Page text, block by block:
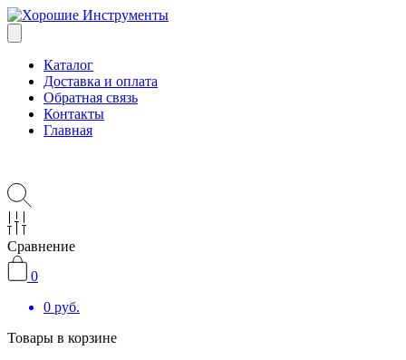
Каталог
Доставка и оплата
Обратная связь
Контакты
Главная
Сравнение
0
0 руб.
Товары в корзине